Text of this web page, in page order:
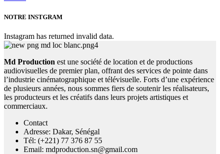
NOTRE INSTGRAM
Instagram has returned invalid data.
Md Production est une société de location et de productions
audiovisuelles de premier plan, offrant des services de pointe dans
l’industrie cinématographique et télévisuelle. Forts d’une expérience
de plusieurs années, nous sommes fiers de soutenir les réalisateurs,
les producteurs et les créatifs dans leurs projets artistiques et
commerciaux.
Contact
Adresse: Dakar, Sénégal
Tél: (+221) 77 376 87 55
Email: mdproduction.sn@gmail.com